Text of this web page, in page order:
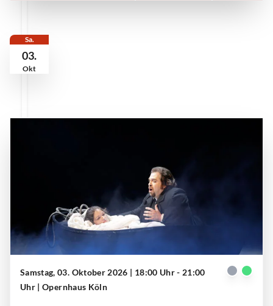
Sa.
03.
Okt
Samstag, 03. Oktober 2026 | 18:00 Uhr - 21:00
Uhr | Opernhaus Köln